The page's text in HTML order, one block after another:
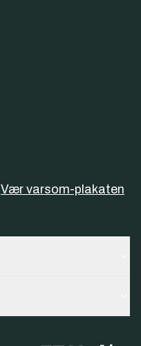
Vær varsom-plakaten